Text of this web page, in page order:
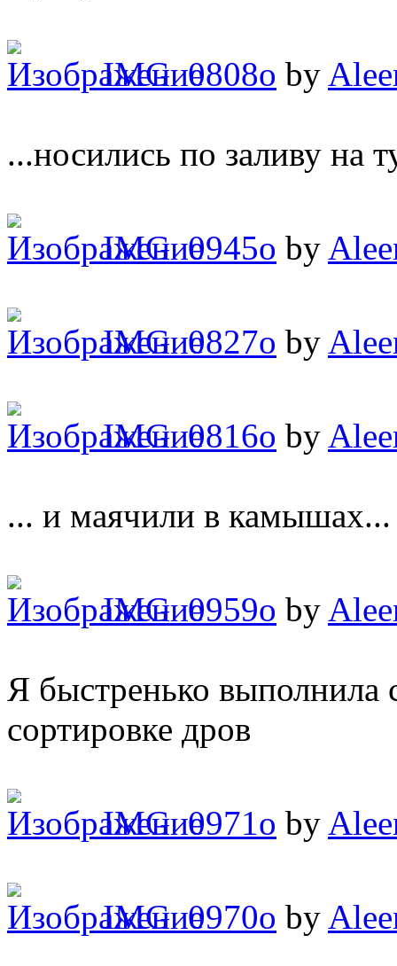
IMG_0808o by
...носились по заливу на
IMG_0945o by
IMG_0827o by
IMG_0816o by
... и маячили в камышах...
IMG_0959o by
Я быстренько выполнила
сортировке дров
IMG_0971o by
IMG_0970o by